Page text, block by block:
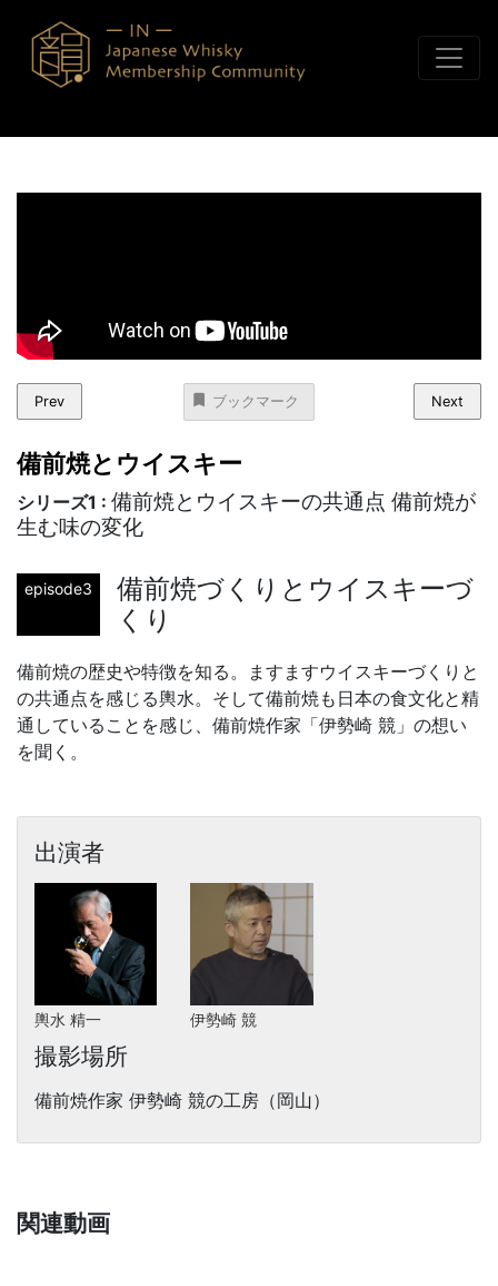
Prev ブックマーク Next
備前焼とウイスキー
シリーズ1 : 備前焼とウイスキーの共通点 備前焼が
生む味の変化
episode3
備前焼づくりとウイスキーづ
くり
備前焼の歴史や特徴を知る。ますますウイスキーづくりと
の共通点を感じる輿水。そして備前焼も日本の食文化と精
通していることを感じ、備前焼作家「伊勢崎 競」の想い
を聞く。
出演者
輿水 精一 伊勢崎 競
撮影場所
備前焼作家 伊勢崎 競の工房（岡山）
関連動画